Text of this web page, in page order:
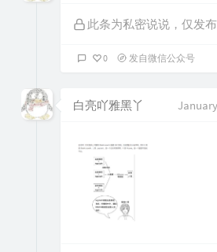
此条为私密说说，仅发
0 发自微信公众号
白亮吖雅黑丫